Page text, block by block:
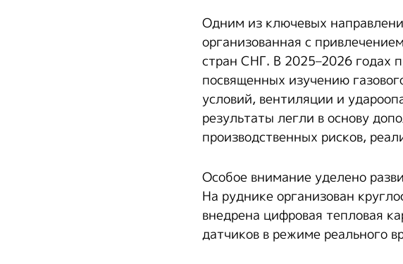
Одним из ключевых
организованная с
стран СНГ. В 2025–2026 годах
посвященных изучению
условий, вентиляции и
результаты легли в основу
производственных рисков,
Особое внимание уделено
На руднике организован
внедрена цифровая тепловая
датчиков в режиме реального